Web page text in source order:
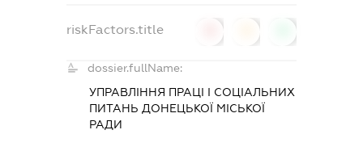
riskFactors.title
dossier.fullName:
УПРАВЛІННЯ ПРАЦІ І СОЦІАЛЬНИХ
ПИТАНЬ ДОНЕЦЬКОЇ МІСЬКОЇ
РАДИ